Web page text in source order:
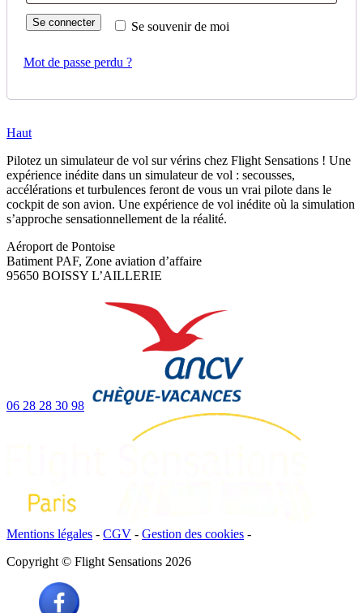
Se souvenir de moi
Se connecter
Mot de passe perdu ?
Haut
Pilotez un simulateur de vol sur vérins chez Flight Sensations ! Une
expérience inédite dans un simulateur de vol : secousses,
accélérations et turbulences feront de vous un vrai pilote dans le
cockpit de son avion. Une expérience de vol inédite où la simulation
s’approche sensationnellement de la réalité.
Aéroport de Pontoise
Batiment PAF, Zone aviation d’affaire
95650 BOISSY L’AILLERIE
06 28 28 30 98
Mentions légales - CGV - Gestion des cookies -
Copyright © Flight Sensations 2026